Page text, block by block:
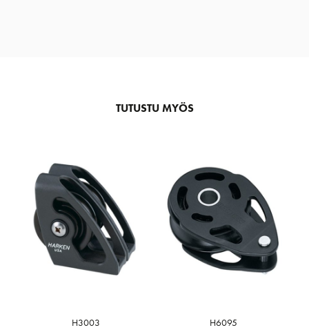
TUTUSTU MYÖS
H3003 H6095